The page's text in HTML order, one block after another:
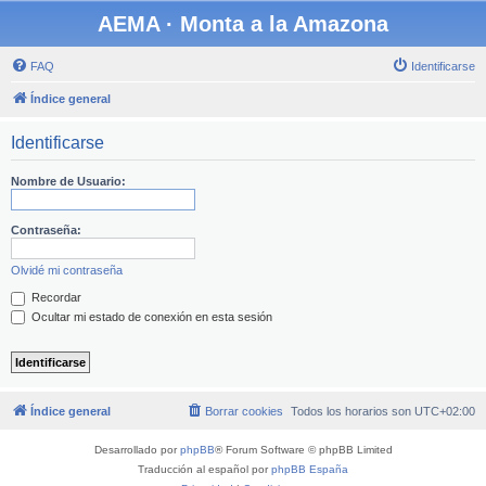
AEMA · Monta a la Amazona
FAQ Identificarse
Índice general
Identificarse
Nombre de Usuario:
Contraseña:
Olvidé mi contraseña
Recordar
Ocultar mi estado de conexión en esta sesión
Índice general Todos los horarios son UTC+02:00
Borrar cookies
Desarrollado porphpBB® Forum Software © phpBB Limited
Traducción al español porphpBB España